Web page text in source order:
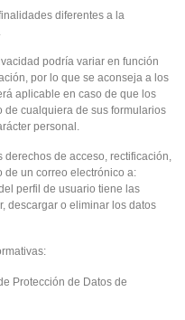
diferentes a la
podría variar en función
por lo que se aconseja a los
aplicable en caso de que los
cualquiera de sus formularios
personal.
derechos de acceso, rectificación,
de un correo electrónico a:
perfil de usuario tiene las
descargar o eliminar los datos
Protección de Datos de